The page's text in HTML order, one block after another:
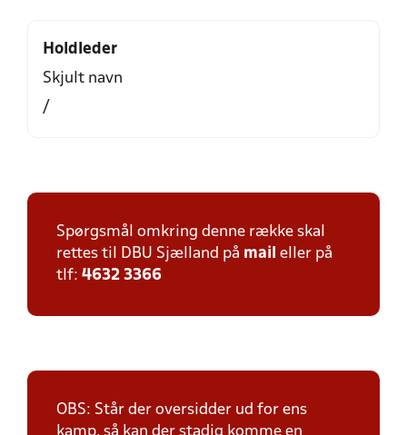
Holdleder
Skjult navn
/
Spørgsmål omkring denne række skal
rettes til DBU Sjælland på mail eller på
tlf: 4632 3366
OBS: Står der oversidder ud for ens
kamp, så kan der stadig komme en